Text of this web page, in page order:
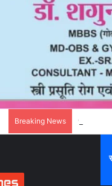
Breaking News